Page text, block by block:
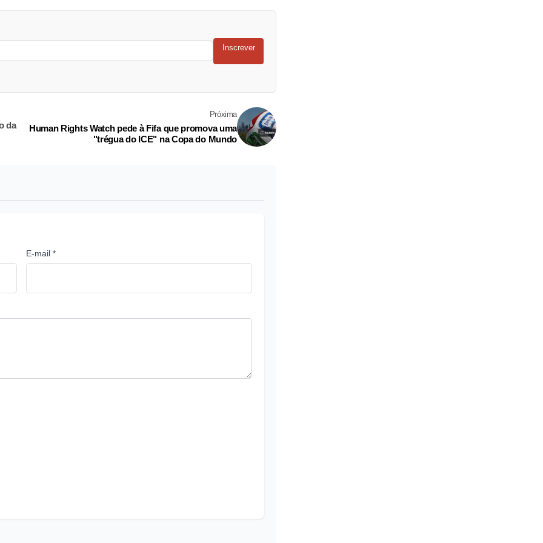
Inscrever
da
Próxima
Human Rights Watch pede à Fifa que promova uma
"trégua do ICE" na Copa do Mundo
E-mail *